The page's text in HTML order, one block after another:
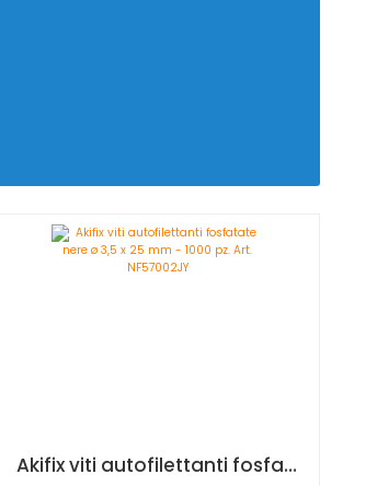
Akifix viti autofilettanti fosfatate nere ø 3,5 x 25 mm - 1000 pz. Art. NF57002JY